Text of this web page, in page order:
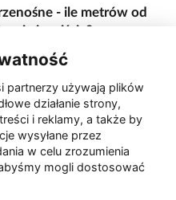
- ile metrów od
i wejścia?
seniora na "kwadracie"
Dramat niemowlęcia.
za skrajne
partnerzy używają plików
działanie strony,
i reklamy, a także by
wysyłane przez
w celu zrozumienia
mogli dostosować